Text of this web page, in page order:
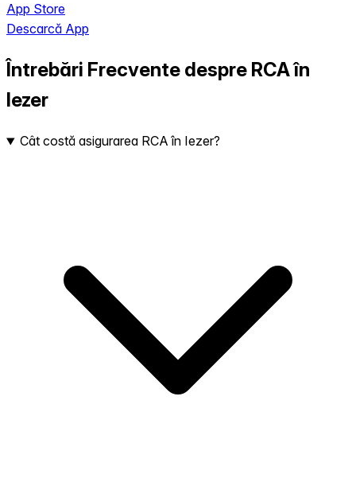
App Store
Descarcă App
Întrebări Frecvente despre RCA în
Iezer
Cât costă asigurarea RCA în Iezer?